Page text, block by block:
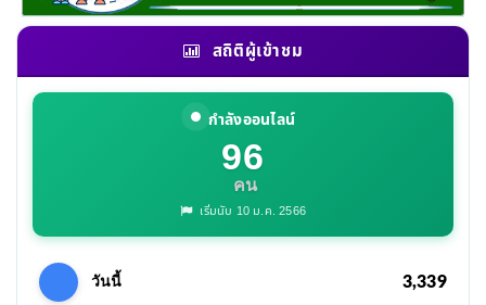
สถิติผู้เข้าชม
กำลังออนไลน์
96
คน
เริ่มนับ 10 ม.ค. 2566
วันนี้ 3,339